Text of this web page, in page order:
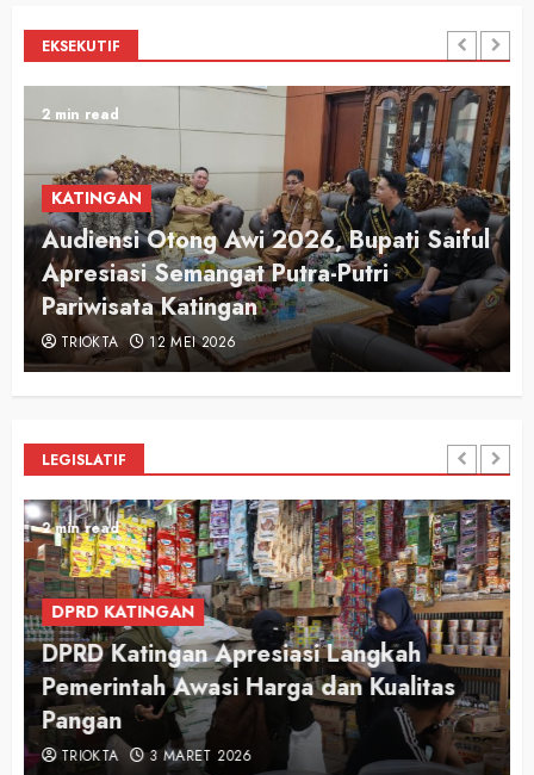
EKSEKUTIF
2 min read
KATINGAN
Audiensi Otong Awi 2026, Bupati Saiful
Apresiasi Semangat Putra-Putri
Pariwisata Katingan
TRIOKTA 12 MEI 2026
LEGISLATIF
2 min read
DPRD KATINGAN
DPRD Katingan Apresiasi Langkah
Pemerintah Awasi Harga dan Kualitas
Pangan
TRIOKTA 3 MARET 2026